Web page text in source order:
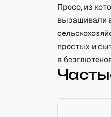
Просо, из
выращивали
простых и
в